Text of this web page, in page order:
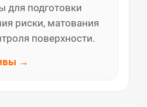
для подготовки
риски, матования
поверхности.
→